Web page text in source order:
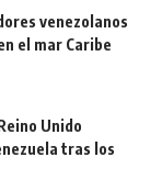
venezolanos
el mar Caribe
Unido
tras los